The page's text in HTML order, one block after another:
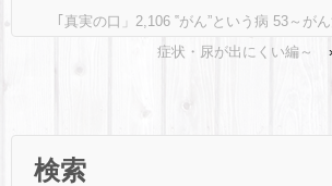
｢真実の口」2,106 ‟がん”という病 53～が
症状・尿が出にくい編～
›
検索